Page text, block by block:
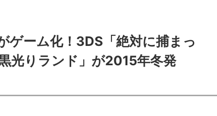
ゲーム化！3DS「絶対に捕まっ
光りランド」が2015年冬発